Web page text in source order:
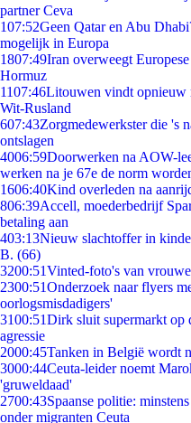
partner Ceva
107:52Geen Qatar en Abu
mogelijk in Europa
1807:49Iran overweegt
Hormuz
1107:46Litouwen vindt opnieuw
Wit-Rusland
607:43Zorgmedewerkster die 's
ontslagen
4006:59Doorwerken na AOW-
werken na je 67e de norm
1606:40Kind overleden na
806:39Accell, moederbedrijf
betaling aan
403:13Nieuw slachtoffer in
B. (66)
3200:51Vinted-foto's van
2300:51Onderzoek naar flyers
oorlogsmisdadigers'
3100:51Dirk sluit supermarkt op
agressie
2000:45Tanken in België wordt
3000:44Ceuta-leider noemt
'gruweldaad'
2700:43Spaanse politie:
onder migranten Ceuta